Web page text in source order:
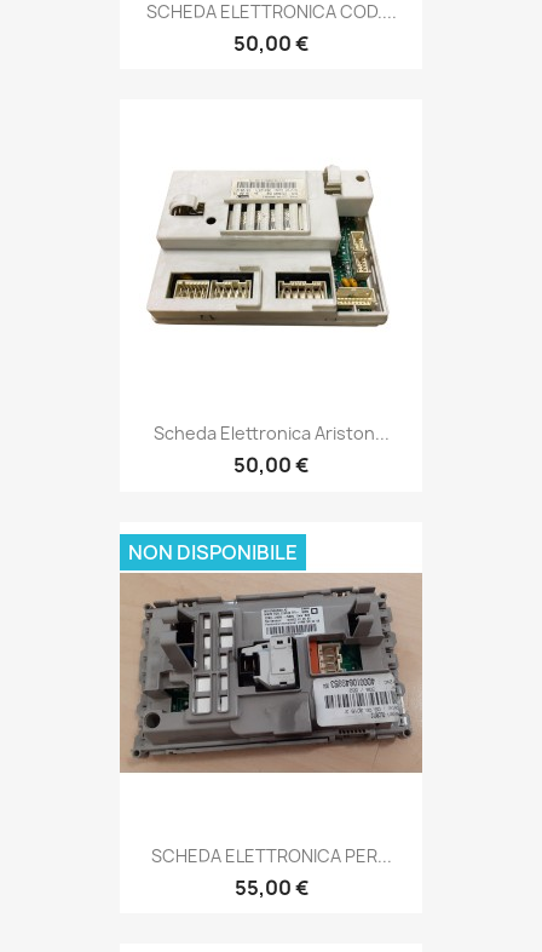
SCHEDA ELETTRONICA COD....
50,00 €
Scheda Elettronica Ariston...
50,00 €
SCHEDA ELETTRONICA PER...
55,00 €
NON DISPONIBILE